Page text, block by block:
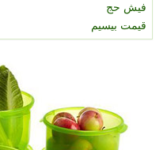
فیش حج
قیمت بیسیم